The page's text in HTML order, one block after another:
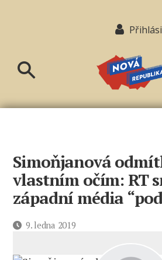
Simoňjanová
vlastním očím: RT
západní média
Datum9. ledna 2019